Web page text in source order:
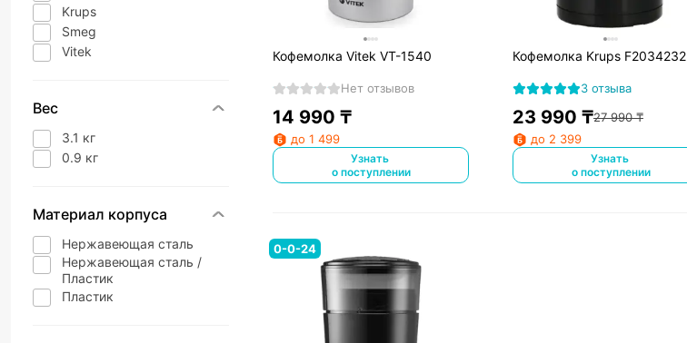
Krups
Smeg
Vitek
Вес
3.1 кг
0.9 кг
Материал корпуса
Нержавеющая сталь
Нержавеющая сталь /
Пластик
Пластик
Кофемолка Vitek VT-1540
Нет отзывов
14 990 ₸
до 1 499
Узнать
о поступлении
Кофемолка Krups F2034232
3 отзыва
23 990 ₸27 990₸
до 2 399
Узнать
о поступлении
0-0-24